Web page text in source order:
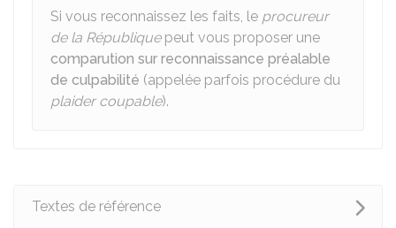
Si vous reconnaissez les faits, le procureur
de la Républiquepeut vous proposer une
comparution sur reconnaissance préalable
de culpabilité (appelée parfois procédure du
plaider coupable).
Textes de référence